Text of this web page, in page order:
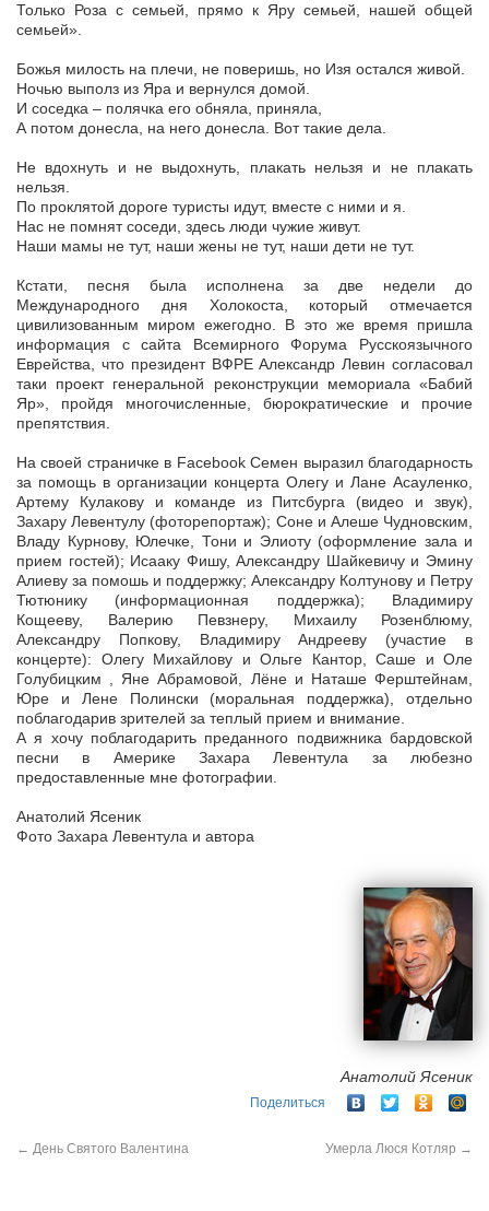
Только Роза с семьей, прямо к Яру семьей, нашей общей
семьей».
Божья милость на плечи, не поверишь, но Изя остался живой.
Ночью выполз из Яра и вернулся домой.
И соседка – полячка его обняла, приняла,
А потом донесла, на него донесла. Вот такие дела.
Не вдохнуть и не выдохнуть, плакать нельзя и не плакать
нельзя.
По проклятой дороге туристы идут, вместе с ними и я.
Нас не помнят соседи, здесь люди чужие живут.
Наши мамы не тут, наши жены не тут, наши дети не тут.
Кстати, песня была исполнена за две недели до
Международного дня Холокоста, который отмечается
цивилизованным миром ежегодно. В это же время пришла
информация с сайта Всемирного Форума Русскоязычного
Еврейства, что президент ВФРЕ Александр Левин согласовал
таки проект генеральной реконструкции мемориала «Бабий
Яр», пройдя многочисленные, бюрократические и прочие
препятствия.
На своей страничке в Facebook Cемен выразил благодарность
за помощь в организации концерта Олегу и Лане Асауленко,
Артему Кулакову и команде из Питсбурга (видео и звук),
Захару Левентулу (фоторепортаж); Соне и Алеше Чудновским,
Владу Курнову, Юлечке, Тони и Элиоту (оформление зала и
прием гостей); Исааку Фишу, Александру Шайкевичу и Эмину
Алиеву за помошь и поддержку; Александру Колтунову и Петру
Тютюнику (информационная поддержка); Владимиру
Кощееву, Валерию Певзнеру, Михаилу Розенблюму,
Александру Попкову, Владимиру Андрееву (участие в
концерте): Олегу Михайлову и Ольге Кантор, Саше и Оле
Голубицким , Яне Абрамовой, Лёне и Наташе Ферштейнам,
Юре и Лене Полински (моральная поддержка), отдельно
поблагодарив зрителей за теплый прием и внимание.
А я хочу поблагодарить преданного подвижника бардовской
песни в Америке Захара Левентула за любезно
предоставленные мне фотографии.
Анатолий Ясеник
Фото Захара Левентула и автора
Анатолий Ясеник
Поделиться
← День Святого Валентина Умерла Люся Котляр →